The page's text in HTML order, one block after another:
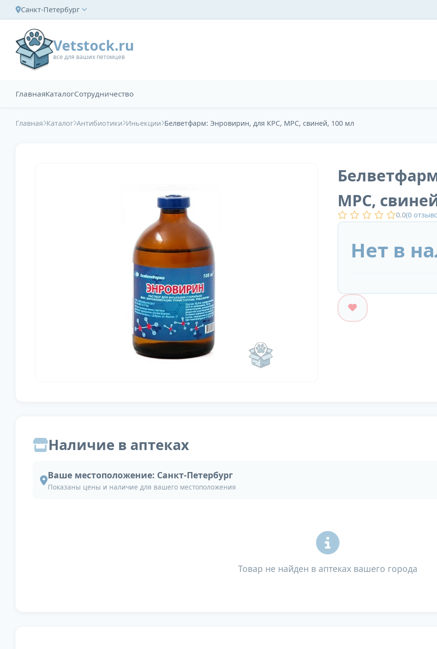
Санкт-Петербург
Vetstock.ru
все для ваших петомцев
ГлавнаяКаталогСотрудничество
Главная Каталог Антибиотики Иньекции Белветфарм: Энровирин, для КРС, МРС, свиней, 100 мл
МРС,
0.0(0
Нет в
Наличие в аптеках
Ваше местоположение: Санкт-Петербург
Показаны цены и наличие для вашего местоположения
Товар не найден в аптеках вашего города